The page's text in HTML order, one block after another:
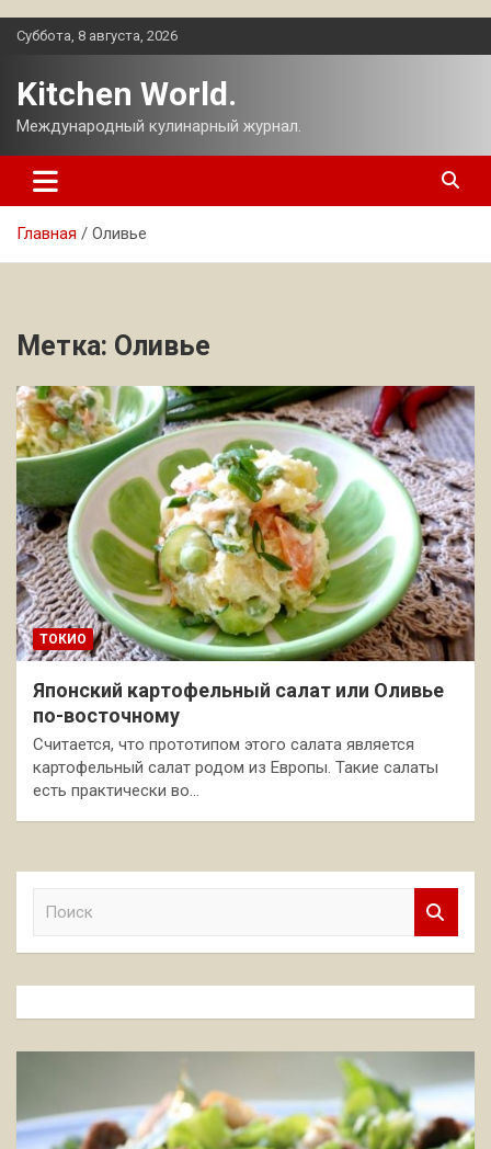
Перейти
Суббота, 8 августа, 2026
Kitchen World.
Международный кулинарный журнал.
Главная Оливье
Метка: Оливье
ТОКИО
Японский картофельный салат или Оливье
по-восточному
Считается, что прототипом этого салата является
картофельный салат родом из Европы. Такие салаты
есть практически во…
к